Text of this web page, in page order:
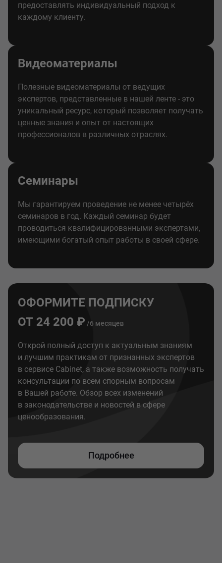
предоставлять индивидуальный подход к
каждому клиенту.
Видеоматериалы
Полезные видеоматериалы от ведущих
экспертов, представленные в нашей ленте - это
уникальный ресурс, который позволяет получать
ценные знания и опыт от настоящих
профессионалов в различных отраслях.
Семинары
Мы гарантируем проведение не менее четырёх
семинаров в год. Каждый семинар будет
проводиться квалифицированными экспертами,
имеющими богатый опыт работы в своей сфере.
ОФОРМИТЕ ПОДПИСКУ
ОТ 24 200 ₽ /6 месяцев
Открой полный доступ к актуальным знаниям
и лучшим практикам от признанных экспертов
в сервисе Cabinet, а также возможность получать
консультации по всем спорным вопросам
в Вашей работе. Обзор всех изменений
в законодательстве и новостей в сфере
ценообразования.
Подробнее